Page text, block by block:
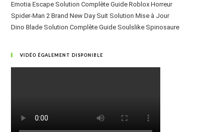
Emotia Escape Solution Complète Guide Roblox Horreur
Spider-Man 2 Brand New Day Suit Solution Mise à Jour
Dino Blade Solution Complète Guide Soulslike Spinosaure
VIDÉO ÉGALEMENT DISPONIBLE